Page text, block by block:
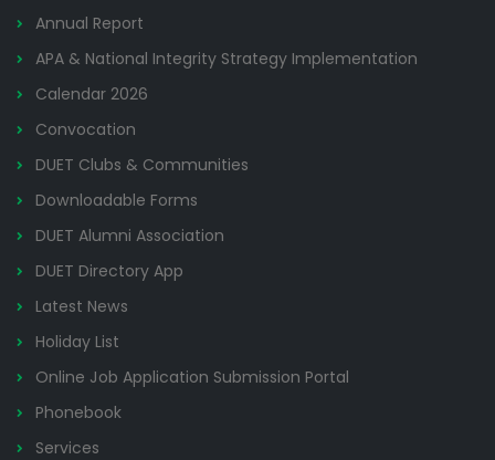
Annual Report
APA & National Integrity Strategy Implementation
Calendar 2026
Convocation
DUET Clubs & Communities
Downloadable Forms
DUET Alumni Association
DUET Directory App
Latest News
Holiday List
Online Job Application Submission Portal
Phonebook
Services